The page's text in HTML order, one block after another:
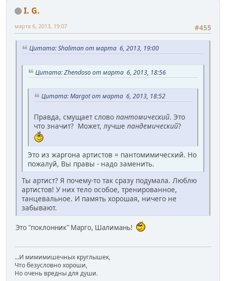
I. G.
#455
марта 6, 2013, 19:07
Цитата: Shaliman от марта 6, 2013, 19:00
Цитата: Zhendoso от марта 6, 2013, 18:56
Цитата: Margot от марта 6, 2013, 18:52
Правда, смущает слово пантомический. Это
что значит? Может, лучше пандемический?
Это из жаргона артистов = пантомимический. Но
пожалуй, Вы правы - надо заменить.
Ты артист? Я почему-то так сразу подумала. Люблю
артистов! У них тело особое, тренированное,
танцевальное. И память хорошая, ничего не
забывают.
Это "поклонник" Марго, Шалимань!
...И мимимишечных круглышек,
Что безусловно хороши,
Но очень вредны для души.